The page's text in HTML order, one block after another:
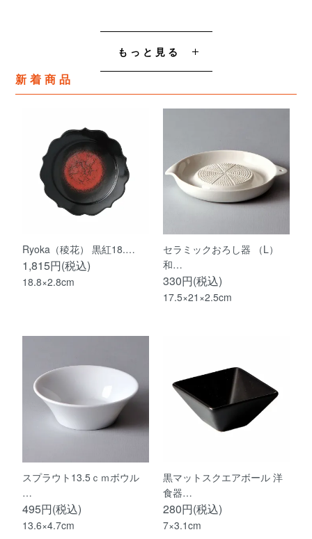
もっと見る
新着商品
Ryoka（稜花） 黒紅18.…
1,815円(税込)
18.8×2.8cm
セラミックおろし器 （L）
和…
330円(税込)
17.5×21×2.5cm
スプラウト13.5ｃｍボウル
…
495円(税込)
13.6×4.7cm
黒マットスクエアボール 洋
食器…
280円(税込)
7×3.1cm